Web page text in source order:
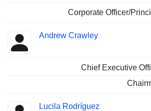
Corporate Officer/
Andrew Crawley
Chief Executive
Lucila Rodríguez